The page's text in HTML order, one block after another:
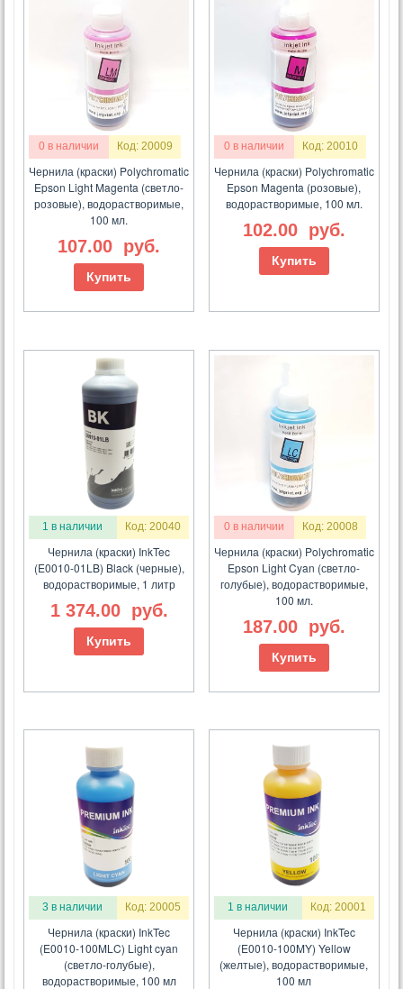
0 в наличии Код: 20009
Чернила (краски) Polychromatic
Epson Light Magenta (светло-
розовые), водорастворимые,
100 мл.
107.00 руб.
Купить
0 в наличии Код: 20010
Чернила (краски) Polychromatic
Epson Magenta (розовые),
водорастворимые, 100 мл.
102.00 руб.
Купить
1 в наличии Код: 20040
Чернила (краски) InkTec
(E0010-01LB) Black (черные),
водорастворимые, 1 литр
1 374.00 руб.
Купить
0 в наличии Код: 20008
Чернила (краски) Polychromatic
Epson Light Cyan (светло-
голубые), водорастворимые,
100 мл.
187.00 руб.
Купить
3 в наличии Код: 20005
Чернила (краски) InkTec
(E0010-100MLC) Light cyan
(светло-голубые),
водорастворимые, 100 мл
1 в наличии Код: 20001
Чернила (краски) InkTec
(E0010-100MY) Yellow
(желтые), водорастворимые,
100 мл